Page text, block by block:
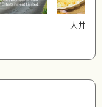
大井川鐵